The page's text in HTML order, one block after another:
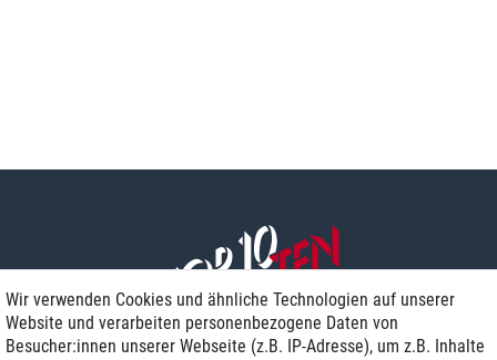
Wir verwenden Cookies und ähnliche Technologien auf unserer
Website und verarbeiten personenbezogene Daten von
Besucher:innen unserer Webseite (z.B. IP-Adresse), um z.B. Inhalte